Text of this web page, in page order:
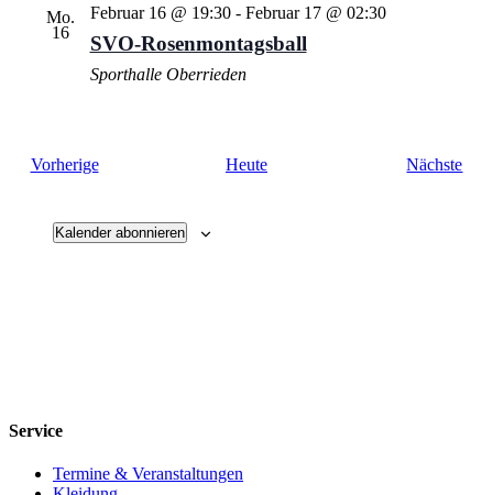
Mo.
16
Februar 16 @ 19:30- Februar 17 @ 02:30
SVO-Rosenmontagsball
Sporthalle Oberrieden
VorherigeVeranstaltungen Heute Nächste
Kalender abonnieren
Service
Termine & Veranstaltungen